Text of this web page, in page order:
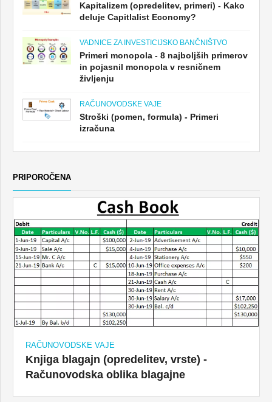
Kapitalizem (opredelitev, primeri) - Kako
deluje Capitlalist Economy?
VADNICE ZA INVESTICIJSKO BANČNIŠTVO
Primeri monopola - 8 najboljših primerov
in pojasnil monopola v resničnem
življenju
RAČUNOVODSKE VAJE
Stroški (pomen, formula) - Primeri
izračuna
PRIPOROČENA
RAČUNOVODSKE VAJE
Knjiga blagajn (opredelitev, vrste) -
Računovodska oblika blagajne